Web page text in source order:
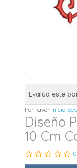
Evalúa este
Por favor Inicia
Diseño
10 Cm